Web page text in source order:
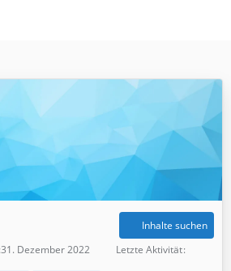
Inhalte suchen
31. Dezember 2022
Letzte Aktivität